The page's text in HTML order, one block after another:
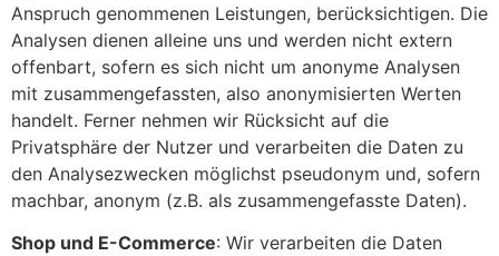
Anspruch genommenen Leistungen, berücksichtigen. Die
Analysen dienen alleine uns und werden nicht extern
offenbart, sofern es sich nicht um anonyme Analysen
mit zusammengefassten, also anonymisierten Werten
handelt. Ferner nehmen wir Rücksicht auf die
Privatsphäre der Nutzer und verarbeiten die Daten zu
den Analysezwecken möglichst pseudonym und, sofern
machbar, anonym (z.B. als zusammengefasste Daten).
Shop und E-Commerce: Wir verarbeiten die Daten